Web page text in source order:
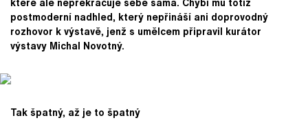
postmoderní nadhled, který nepřináší ani doprovodný
rozhovor k výstavě, jenž s umělcem připravil kurátor
výstavy Michal Novotný.
Tak špatný, až je to špatný